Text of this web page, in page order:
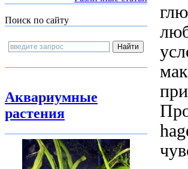
Поиск по сайту
Аквариумные
растения